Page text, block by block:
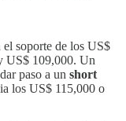
el soporte de los US$
US$ 109,000. Un
paso a un short
los US$ 115,000 o